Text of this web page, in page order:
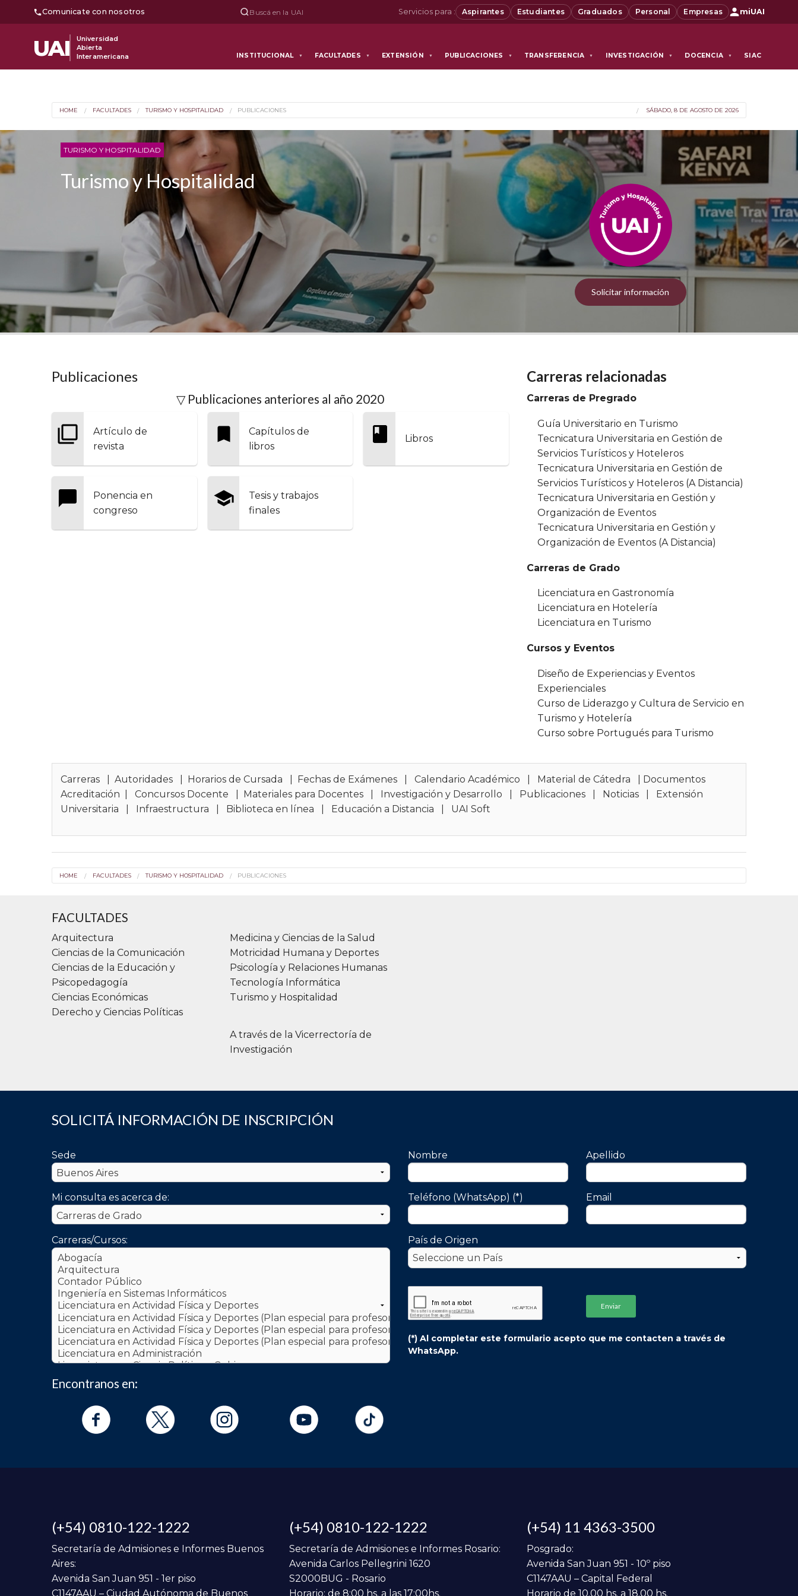
Comunicate con nosotros Buscá en la UAI Servicios para : Aspirantes Estudiantes Graduados Personal Empresas miUAI
UAI
Universidad
Abierta
Interamericana
INSTITUCIONAL ▼ FACULTADES ▼ EXTENSIÓN ▼ PUBLICACIONES ▼ TRANSFERENCIA ▼ INVESTIGACIÓN ▼ DOCENCIA ▼ SIAC
HOME FACULTADES TURISMO Y HOSPITALIDAD PUBLICACIONES SÁBADO, 8 DE AGOSTO DE 2026
TURISMO Y HOSPITALIDAD
Turismo y Hospitalidad
Solicitar información
Carreras relacionadas
Carreras de Pregrado
Guía Universitario en Turismo
Tecnicatura Universitaria en Gestión de
Servicios Turísticos y Hoteleros
Tecnicatura Universitaria en Gestión de
Servicios Turísticos y Hoteleros (A Distancia)
Tecnicatura Universitaria en Gestión y
Organización de Eventos
Tecnicatura Universitaria en Gestión y
Organización de Eventos (A Distancia)
Carreras de Grado
Licenciatura en Gastronomía
Licenciatura en Hotelería
Licenciatura en Turismo
Cursos y Eventos
Diseño de Experiencias y Eventos
Experienciales
Curso de Liderazgo y Cultura de Servicio en
Turismo y Hotelería
Curso sobre Portugués para Turismo
Publicaciones
▽ Publicaciones anteriores al año 2020
Artículo de
revista
Capítulos de
libros
Libros
Ponencia en
congreso
Tesis y trabajos
finales
Carreras |Autoridades Horarios de Cursada Fechas de Exámenes |Calendario Académico Material de Cátedra
Documentos
Acreditación |Concursos Docente Materiales para Docentes Investigación y Desarrollo Publicaciones Noticias
Extensión
Universitaria
Infraestructura Biblioteca en línea Educación a Distancia UAI Soft
HOME FACULTADES TURISMO Y HOSPITALIDAD PUBLICACIONES
FACULTADES
Arquitectura
Ciencias de la Comunicación
Ciencias de la Educación y
Psicopedagogía
Ciencias Económicas
Derecho y Ciencias Políticas
Medicina y Ciencias de la Salud
Motricidad Humana y Deportes
Psicología y Relaciones Humanas
Tecnología Informática
Turismo y Hospitalidad
A través de la Vicerrectoría de
Investigación
SOLICITÁ INFORMACIÓN DE INSCRIPCIÓN
Sede
Mi consulta es acerca de:
Carreras/Cursos:
Nombre Apellido
Teléfono (WhatsApp) (*) Email
País de Origen
(*) Al completar este formulario acepto que me contacten a través de
WhatsApp.
Encontranos en:
(+54) 0810-122-1222
Secretaría de Admisiones e Informes Buenos
Aires:
Avenida San Juan 951 - 1er piso
C1147AAU – Ciudad Autónoma de Buenos
(+54) 0810-122-1222
Secretaría de Admisiones e Informes Rosario:
Avenida Carlos Pellegrini 1620
S2000BUG - Rosario
Horario: de 8:00 hs. a las 17:00hs.
(+54) 11 4363-3500
Posgrado:
Avenida San Juan 951 - 10º piso
C1147AAU – Capital Federal
Horario de 10.00 hs. a 18.00 hs.